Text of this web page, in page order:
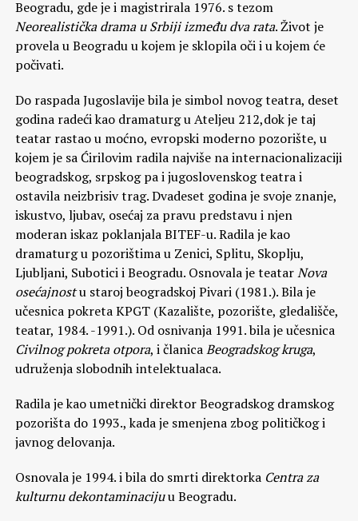
Beogradu, gde je i magistrirala 1976. s tezom
Neorealistička drama u Srbiji između dva rata. Život je
provela u Beogradu u kojem je sklopila oči i u kojem će
počivati.
Do raspada Jugoslavije bila je simbol novog teatra, deset
godina radeći kao dramaturg u Ateljeu 212,dok je taj
teatar rastao u moćno, evropski moderno pozorište, u
kojem je sa Ćirilovim radila najviše na internacionalizaciji
beogradskog, srpskog pa i jugoslovenskog teatra i
ostavila neizbrisiv trag. Dvadeset godina je svoje znanje,
iskustvo, ljubav, osećaj za pravu predstavu i njen
moderan iskaz poklanjala BITEF-u. Radila je kao
dramaturg u pozorištima u Zenici, Splitu, Skoplju,
Ljubljani, Subotici i Beogradu. Osnovala je teatarNova
osećajnostu staroj beogradskoj Pivari (1981.). Bila je
učesnica pokreta KPGT (Kazalište, pozorište, gledališče,
teatar, 1984. -1991.). Od osnivanja 1991. bila je učesnica
Civilnog pokreta otpora, i članicaBeogradskog kruga,
udruženja slobodnih intelektualaca.
Radila je kao umetnički direktor Beogradskog dramskog
pozorišta do 1993., kada je smenjena zbog političkog i
javnog delovanja.
Osnovala je 1994. i bila do smrti direktorka Centra za
kulturnu dekontaminacijuu Beogradu.